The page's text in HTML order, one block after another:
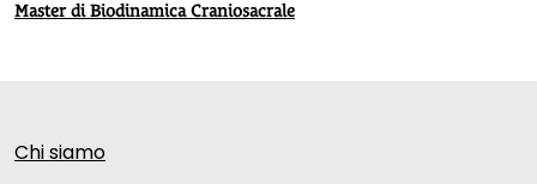
Master di Biodinamica Craniosacrale
Chi siamo